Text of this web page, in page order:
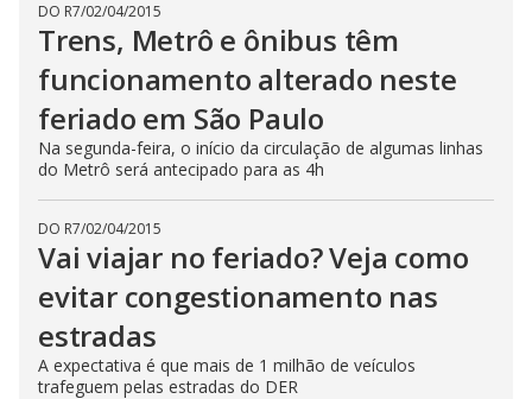
DO R7/02/04/2015
Trens, Metrô e ônibus têm
funcionamento alterado neste
feriado em São Paulo
Na segunda-feira, o início da circulação de algumas linhas
do Metrô será antecipado para as 4h
DO R7/02/04/2015
Vai viajar no feriado? Veja como
evitar congestionamento nas
estradas
A expectativa é que mais de 1 milhão de veículos
trafeguem pelas estradas do DER